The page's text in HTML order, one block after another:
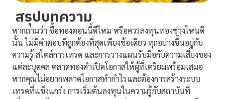
สรุปบทความ
หากถามว่า ซื้อทองตอนนี้ดีไหม หรือควรลงทุนทองช่วงไหนดี
นั้น ไม่มีคำตอบที่ถูกต้องที่สุดเพียงข้อเดียว ทุกอย่างขึ้นอยู่กับ
ความรู้ สไตล์การเทรด และการวางแผนรับมือกับความเสี่ยงของ
แต่ละบุคคล ตลาดทองคำเปิดโอกาสให้ผู้ที่เตรียมพร้อมเสมอ
หากคุณไม่อยากพลาดโอกาสทำกำไรและต้องการสร้างระบบ
เทรดที่แข็งแกร่ง การเริ่มต้นลงทุนในความรู้กับสถาบันที่